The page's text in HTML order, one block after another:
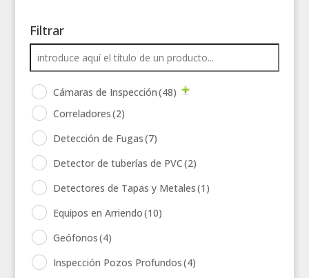
Filtrar
Cámaras de Inspección(48)
Correladores(2)
Detección de Fugas(7)
Detector de tuberías de PVC(2)
Detectores de Tapas y Metales(1)
Equipos en Arriendo(10)
Geófonos(4)
Inspección Pozos Profundos(4)